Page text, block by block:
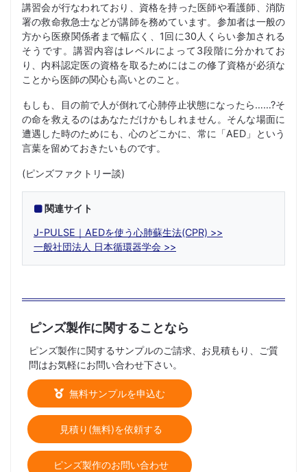
講習会が行なわれており、資格を持った医師や看護師、消防
署の救命救急士などが講師を務めています。参加者は一般の
方から医療関係者まで幅広く、1回に30人くらい参加される
そうです。講習内容はレベルによって3段階に分かれてお
り、内科認定医の資格を取るためにはこの修了資格が必須な
ことから医師の関心も高いとのこと。
もしも、目の前で人が倒れて心肺停止状態になったら……?そ
の命を救えるのはあなただけかもしれません。そんな場面に
遭遇した時のためにも、心のどこかに、常に「AED」という
言葉を留めておきたいものです。
(ピンズファクトリー談)
関連サイト
J-PULSE｜AEDを使う心肺蘇生法(CPR)
一般社団法人 日本循環器学会
ピンズ製作に関することなら
ピンズ製作に関するサンプルのご請求、お見積もり、ご質
問はお気軽にお問い合わせ下さい。
無料サンプルを申込む
見積り(無料)を依頼する
ピンズ製作のお問い合わせ